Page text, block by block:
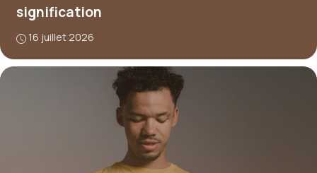
signification
16 juillet 2026